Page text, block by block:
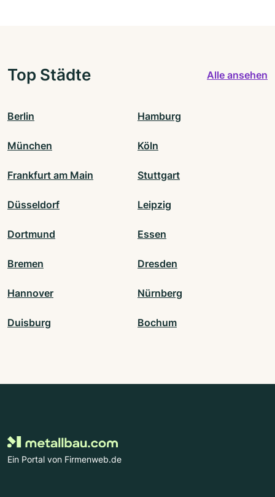
Top Städte Alle ansehen
Berlin Hamburg
München Köln
Frankfurt am Main Stuttgart
Düsseldorf Leipzig
Dortmund Essen
Bremen Dresden
Hannover Nürnberg
Duisburg Bochum
Ein Portal von Firmenweb.de